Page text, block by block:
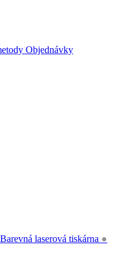
Objednávky
Barevná laserová tiskárna ●